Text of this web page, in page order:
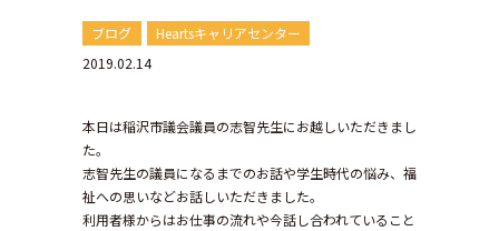
ブログ
Heartsキャリアセンター
2019.02.14
本日は稲沢市議会議員の志智先生にお越しいただきまし
た。
志智先生の議員になるまでのお話や学生時代の悩み、福
祉への思いなどお話しいただきました。
利用者様からはお仕事の流れや今話し合われていること